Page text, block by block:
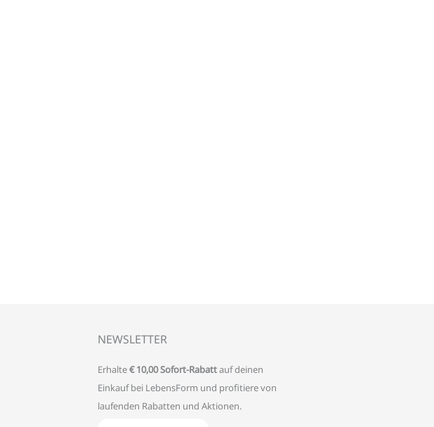
NEWSLETTER
Erhalte€ 10,00 Sofort-Rabattauf deinen
Einkauf bei LebensForm und profitiere von
laufenden Rabatten und Aktionen.